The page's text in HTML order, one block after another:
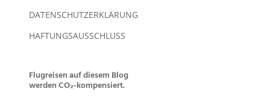
DATENSCHUTZERKLÄRUNG
HAFTUNGSAUSSCHLUSS
Flugreisen auf diesem Blog
werden CO₂-kompensiert.